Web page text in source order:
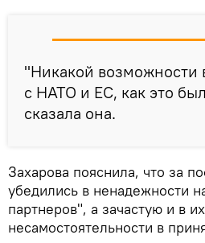
"Никакой возможности
с НАТО и ЕС, как это
сказала она.
Захарова пояснила, что за
убедились в ненадежности
партнеров", а зачастую и в их
несамостоятельности в